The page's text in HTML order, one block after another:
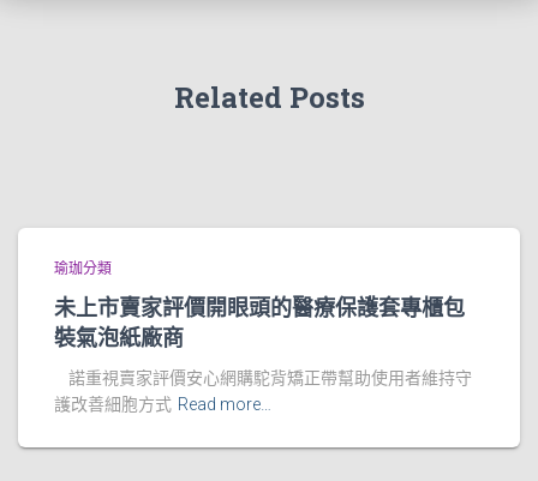
Related Posts
瑜珈分類
未上市賣家評價開眼頭的醫療保護套專櫃包
裝氣泡紙廠商
諾重視賣家評價安心網購駝背矯正帶幫助使用者維持守
護改善細胞方式 Read more…